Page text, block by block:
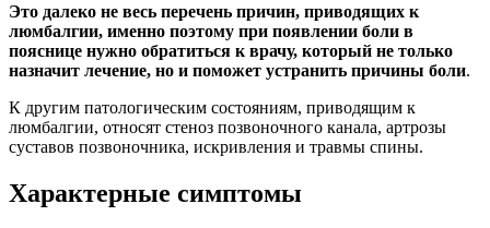
Это далеко не весь перечень причин, приводящих к
люмбалгии, именно поэтому при появлении боли в
пояснице нужно обратиться к врачу, который не только
назначит лечение, но и поможет устранить причины боли.
К другим патологическим состояниям, приводящим к
люмбалгии, относят стеноз позвоночного канала, артрозы
суставов позвоночника, искривления и травмы спины.
Характерные симптомы